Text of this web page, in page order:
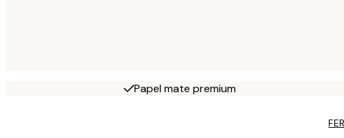
Papel mate premium